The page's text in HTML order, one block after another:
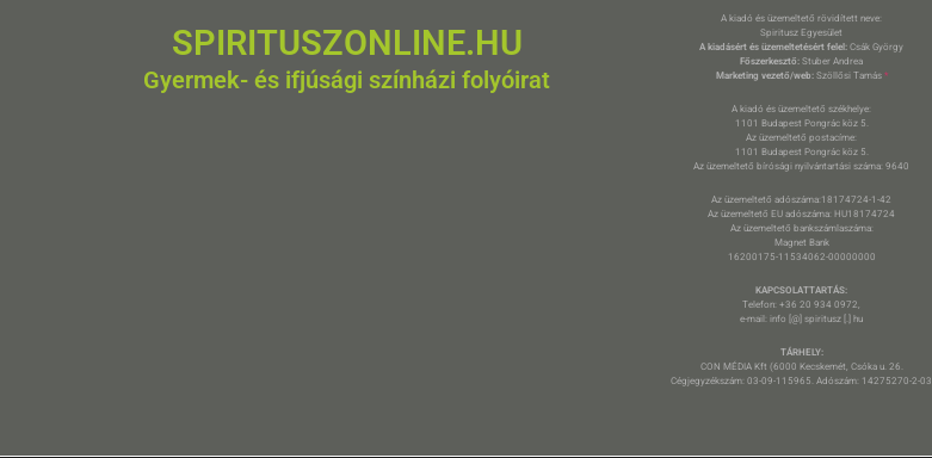
SPIRITUSZONLINE.HU
Gyermek- és ifjúsági színházi folyóirat
A kiadó és üzemeltető rövidített neve:
Spiritusz Egyesület
A kiadásért és üzemeltetésért felel: Csák György
Főszerkesztő: Stuber Andrea
Marketing vezető/web:Szöllősi Tamás *
A kiadó és üzemeltető székhelye:
1101 Budapest Pongrác köz 5.
Az üzemeltető postacíme:
1101 Budapest Pongrác köz 5.
Az üzemeltető bírósági nyilvántartási száma: 9640
Az üzemeltető adószáma:18174724-1-42
Az üzemeltető EU adószáma: HU18174724
Az üzemeltető bankszámlaszáma:
Magnet Bank
16200175-11534062-00000000
KAPCSOLATTARTÁS:
Telefon: +36 20 934 0972,
e-mail: info [@] spiritusz [.] hu
TÁRHELY:
CON MÉDIA Kft (6000 Kecskemét, Csóka u. 26.
Cégjegyzékszám: 03-09-115965. Adószám: 14275270-2-03